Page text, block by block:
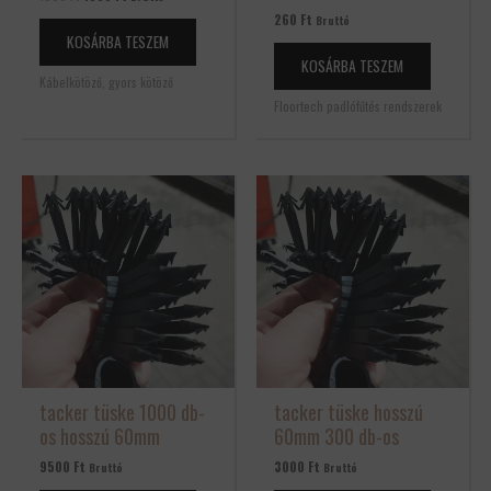
KOSÁRBA TESZEM
Kábelkötöző, gyors kötöző
260 Ft Bruttó
KOSÁRBA TESZEM
Floortech padlófűtés rendszerek
tacker tüske 1000 db-
os hosszú 60mm
9500 Ft Bruttó
tacker tüske hosszú
60mm 300 db-os
3000 Ft Bruttó